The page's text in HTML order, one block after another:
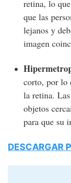
retina, lo
que las
lejanos y
imagen
corto, por lo
la retina.
objetos
para que su
DESCARGAR